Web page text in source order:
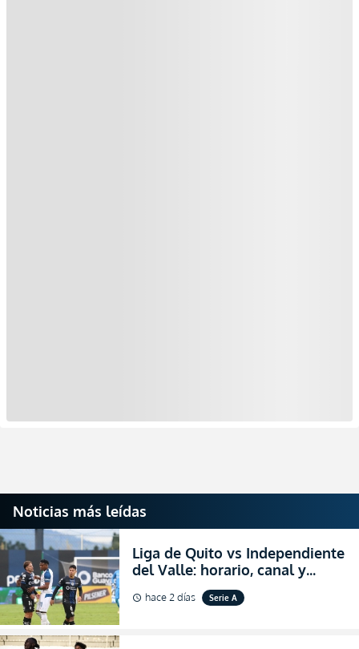
Noticias más leídas
Liga de Quito vs Independiente
del Valle: horario, canal y
dónde ver EN VIVO el
partidazo por la fecha 24 de la
schedule hace 2 días Serie A